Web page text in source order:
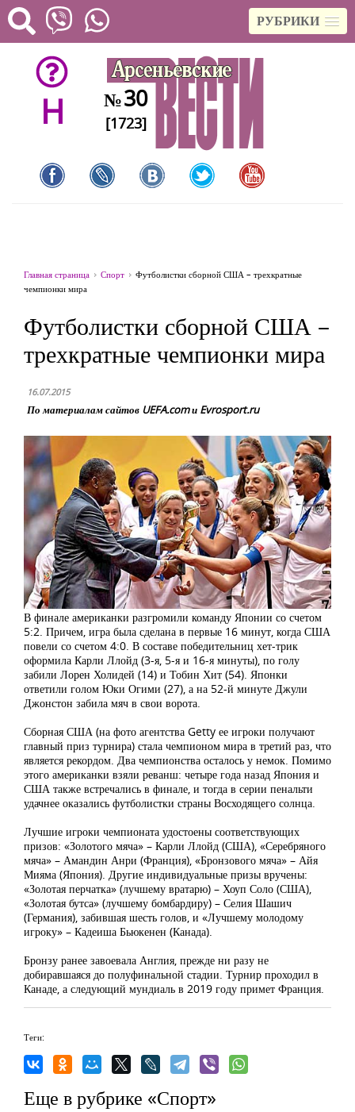
РУБРИКИ
H №30
[1723]
Главная страница Спорт
Футболистки сборной США – трехкратные
чемпионки мира
Футболистки сборной США –
трехкратные чемпионки мира
16.07.2015
По материалам сайтов UEFA.com и Evrosport.ru
В финале американки разгромили команду Японии со счетом
5:2. Причем, игра была сделана в первые 16 минут, когда США
повели со счетом 4:0. В составе победительниц хет-трик
оформила Карли Ллойд (3-я, 5-я и 16-я минуты), по голу
забили Лорен Холидей (14) и Тобин Хит (54). Японки
ответили голом Юки Огими (27), а на 52-й минуте Джули
Джонстон забила мяч в свои ворота.
Сборная США (на фото агентства Getty ее игроки получают
главный приз турнира) стала чемпионом мира в третий раз, что
является рекордом. Два чемпионства осталось у немок. Помимо
этого американки взяли реванш: четыре года назад Япония и
США также встречались в финале, и тогда в серии пенальти
удачнее оказались футболистки страны Восходящего солнца.
Лучшие игроки чемпионата удостоены соответствующих
призов: «Золотого мяча» – Карли Ллойд (США), «Серебряного
мяча» – Амандин Анри (Франция), «Бронзового мяча» – Айя
Мияма (Япония). Другие индивидуальные призы вручены:
«Золотая перчатка» (лучшему вратарю) – Хоуп Соло (США),
«Золотая бутса» (лучшему бомбардиру) – Селия Шашич
(Германия), забившая шесть голов, и «Лучшему молодому
игроку» – Кадеиша Бьюкенен (Канада).
Бронзу ранее завоевала Англия, прежде ни разу не
добиравшаяся до полуфинальной стадии. Турнир проходил в
Канаде, а следующий мундиаль в 2019 году примет Франция.
Теги:
Еще в рубрике «Спорт»